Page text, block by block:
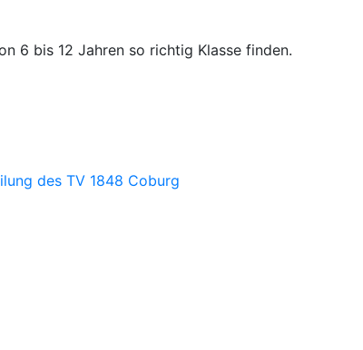
6 bis 12 Jahren so richtig Klasse finden.
des TV 1848 Coburg